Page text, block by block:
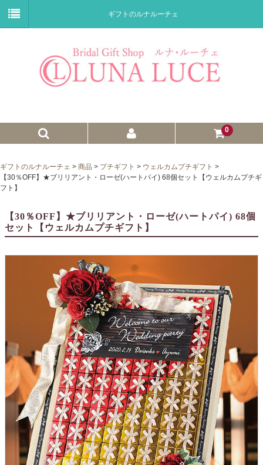
ギフトのルナルーチェ
0
プチギフト
子育て卒業証書
クロックギフト
ペーパーアイテム
引出物ギフト
カタログギフト
ブライダルバッグ
演出用品
内祝い 出産祝い
ギフトのルナルーチェ > 商品 > プチギフト > ウェルカムプチギフト >
【30％OFF】★ブリリアント・ローゼ(ハートパイ) 68個セット【ウェルカムプチギ
フト】
【30％OFF】★ブリリアント・ローゼ(ハートパイ) 68個
セット【ウェルカムプチギフト】